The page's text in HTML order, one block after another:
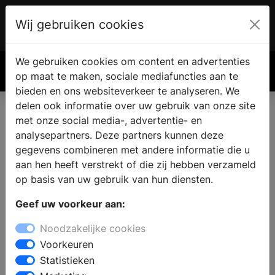
€ 0.00
Wij gebruiken cookies
We gebruiken cookies om content en advertenties
op maat te maken, sociale mediafuncties aan te
bieden en ons websiteverkeer te analyseren. We
delen ook informatie over uw gebruik van onze site
met onze social media-, advertentie- en
analysepartners. Deze partners kunnen deze
gegevens combineren met andere informatie die u
aan hen heeft verstrekt of die zij hebben verzameld
op basis van uw gebruik van hun diensten.
Geef uw voorkeur aan:
Noodzakelijke cookies
Voorkeuren
Statistieken